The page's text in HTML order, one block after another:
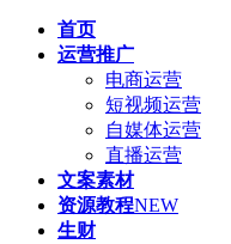
首页
运营推广
电商运营
短视频运营
自媒体运营
直播运营
文案素材
资源教程NEW
生财